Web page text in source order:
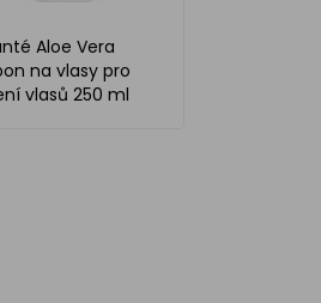
Aloe Vera
na vlasy pro
vlasů 250 ml